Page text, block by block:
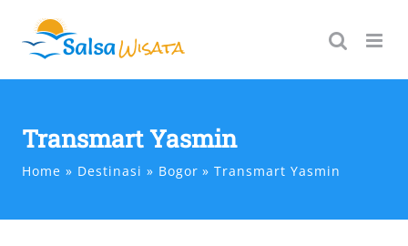
content
Transmart Yasmin
Home Destinasi Bogor Transmart Yasmin